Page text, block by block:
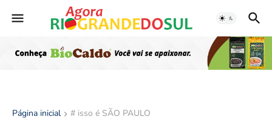
Página inicial # isso é SÃO PAULO